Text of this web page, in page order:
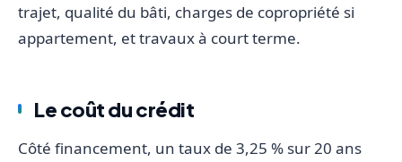
trajet, qualité du bâti, charges de copropriété si
appartement, et travaux à court terme.
Le coût du crédit
Côté financement, un taux de 3,25 % sur 20 ans